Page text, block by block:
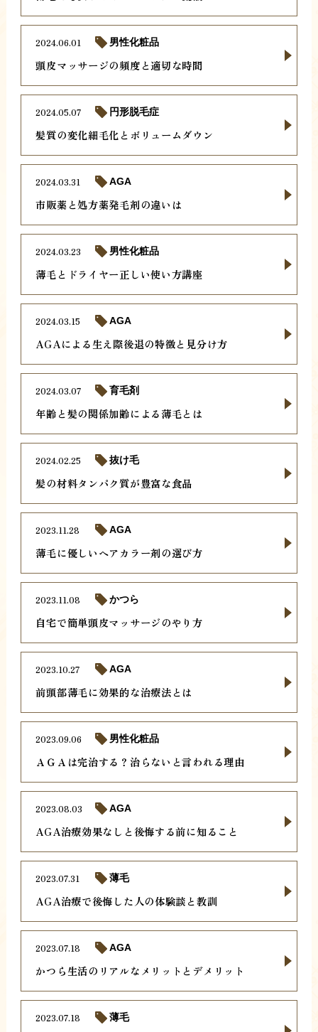
頭皮マッサージの頻度と適切な時間
2024.06.01 男性化粧品
髪質の変化細毛化とボリュームダウン
2024.05.07 円形脱毛症
市販薬と処方薬発毛剤の違いは
2024.03.31 AGA
薄毛とドライヤー正しい使い方講座
2024.03.23 男性化粧品
AGAによる生え際後退の特徴と見分け方
2024.03.15 AGA
年齢と髪の関係加齢による薄毛とは
2024.03.07 育毛剤
髪の材料タンパク質が豊富な食品
2024.02.25 抜け毛
薄毛に優しいヘアカラー剤の選び方
2023.11.28 AGA
自宅で簡単頭皮マッサージのやり方
2023.11.08 かつら
前頭部薄毛に効果的な治療法とは
2023.10.27 AGA
ＡＧＡは完治する？治らないと言われる理由
2023.09.06 男性化粧品
AGA治療効果なしと後悔する前に知ること
2023.08.03 AGA
AGA治療で後悔した人の体験談と教訓
2023.07.31 薄毛
かつら生活のリアルなメリットとデメリット
2023.07.18 AGA
2023.07.18 薄毛